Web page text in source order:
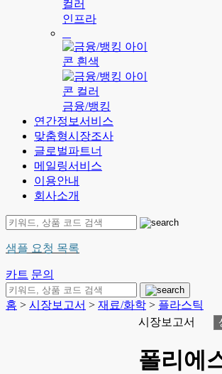
인프라
금융/뱅킹
연간정보서비스
맞춤형시장조사
글로벌파트너
메일링서비스
이용안내
회사소개
샘플 요청 목록
카트 문의
홈 > 시장보고서 > 재료/화학 > 플라스틱
시장보고서
폴리에